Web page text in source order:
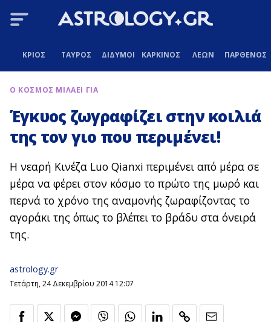
ΚΡΙΟΣ ΤΑΥΡΟΣ ΔΙΔΥΜΟΙ ΚΑΡΚΙΝΟΣ ΛΕΩΝ ΠΑΡΘΕΝΟΣ
Ο ΚΟΣΜΟΣ ΜΙΛΑΕΙ ΓΙΑ
Έγκυος ζωγραφίζει στην κοιλιά
της τον γιο που περιμένει!
Η νεαρή Κινέζα Luo Qianxi περιμένει από μέρα σε
μέρα να φέρει στον κόσμο το πρώτο της μωρό και
περνά το χρόνο της αναμονής ζωραφίζοντας το
αγοράκι της όπως το βλέπει το βράδυ στα όνειρά
της.
astrology.gr
Τετάρτη, 24 Δεκεμβρίου 2014 12:07